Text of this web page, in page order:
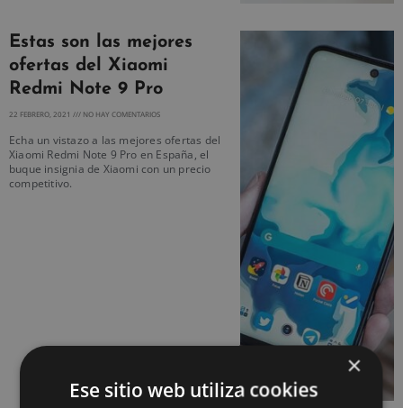
Estas son las mejores
ofertas del Xiaomi
Redmi Note 9 Pro
22 FEBRERO, 2021 NO HAY COMENTARIOS
Echa un vistazo a las mejores ofertas del
Xiaomi Redmi Note 9 Pro en España, el
buque insignia de Xiaomi con un precio
competitivo.
×
Ese sitio web utiliza cookies